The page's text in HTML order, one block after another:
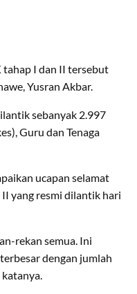
tahap I dan II tersebut
Yusran Akbar.
sebanyak 2.997
Guru dan Tenaga
ucapan selamat
yang resmi dilantik hari
rekan semua. Ini
dengan jumlah
katanya.